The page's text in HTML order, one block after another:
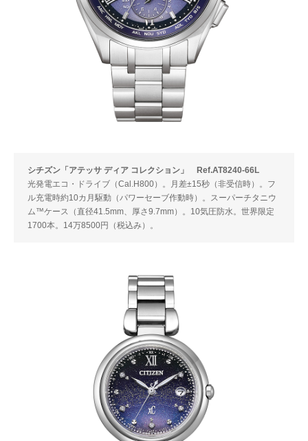
シチズン「アテッサ ディア コレクション」 Ref.AT8240-66L
光発電エコ・ドライブ（Cal.H800）。月差±15秒（非受信時）。フ
ル充電時約10カ月駆動（パワーセーブ作動時）。スーパーチタニウ
ム™ケース（直径41.5mm、厚さ9.7mm）。10気圧防水。世界限定
1700本。14万8500円（税込み）。